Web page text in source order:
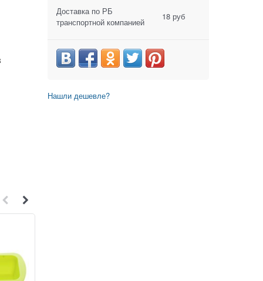
Доставка по РБ
транспортной компанией
18 руб
Нашли дешевле?